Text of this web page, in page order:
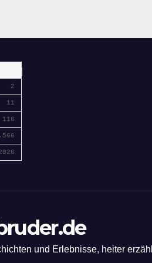
2
11
116
und Erlebnisse, heiter